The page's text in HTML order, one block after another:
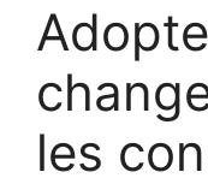
les